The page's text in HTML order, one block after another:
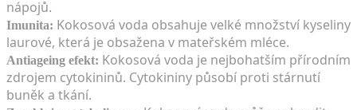
nápojů.
Imunita: Kokosová voda obsahuje velké množství kyseliny
laurové, která je obsažena v mateřském mléce.
Antiageing efekt: Kokosová voda je nejbohatším přírodním
zdrojem cytokininů. Cytokininy působí proti stárnutí
buněk a tkání.